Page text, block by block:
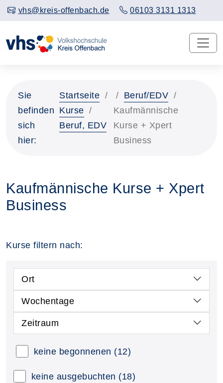
vhs@kreis-offenbach.de 06103 3131 1313
Sie
befinden
sich
hier:
Startseite
Kurse
Beruf, EDV
Beruf/EDV
Kaufmännische
Kurse + Xpert
Business
Kaufmännische Kurse + Xpert
Business
Kurse filtern nach:
Ort
Wochentage
Zeitraum
keine begonnenen (12)
keine ausgebuchten (18)